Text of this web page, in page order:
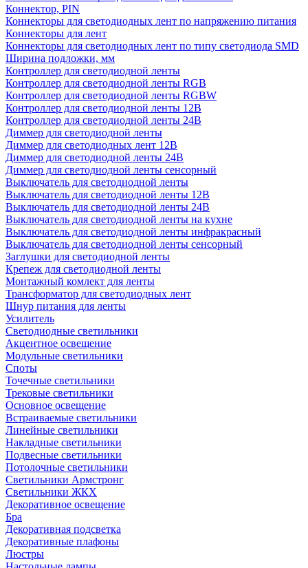
Коннектор, PIN
Коннекторы для светодиодных лент по напряжению питания
Коннекторы для лент
Коннекторы для светодиодных лент по типу светодиода SMD
Ширина подложки, мм
Контроллер для светодиодной ленты
Контроллер для светодиодной ленты RGB
Контроллер для светодиодной ленты RGBW
Контроллер для светодиодной ленты 12В
Контроллер для светодиодной ленты 24В
Диммер для светодиодной ленты
Диммер для светодиодных лент 12В
Диммер для светодиодной ленты 24В
Диммер для светодиодной ленты сенсорный
Выключатель для светодиодной ленты
Выключатель для светодиодной ленты 12В
Выключатель для светодиодной ленты 24В
Выключатель для светодиодной ленты на кухне
Выключатель для светодиодной ленты инфракрасный
Выключатель для светодиодной ленты сенсорный
Заглушки для светодиодной ленты
Крепеж для светодиодной ленты
Монтажный комлект для ленты
Трансформатор для светодиодных лент
Шнур питания для ленты
Усилитель
Светодиодные светильники
Акцентное освещение
Модульные светильники
Споты
Точечные светильники
Трековые светильники
Основное освещение
Встраиваемые светильники
Линейные светильники
Накладные светильники
Подвесные светильники
Потолочные светильники
Светильники Армстронг
Светильники ЖКХ
Декоративное освещение
Бра
Декоративная подсветка
Декоративные плафоны
Люстры